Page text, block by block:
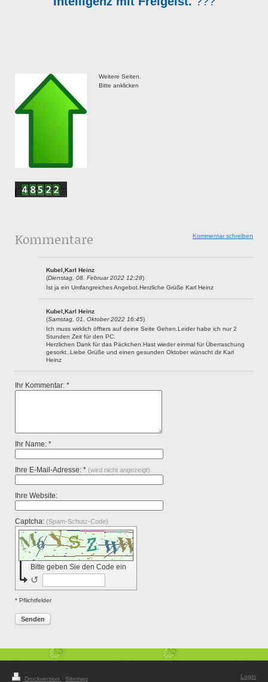
Weitere Seiten.
Bitte anklicken
Kommentar schreiben
Kommentare
Kubel,Karl Heinz
(Dienstag, 08. Februar 2022 12:28)
Ist ja ein Umfangreiches Angebot.Herzliche Grüße Karl Heinz
Kubel,Karl Heinz
(Samstag, 01. Oktober 2022 16:45)
Ich muss wirklich öffters auf deine Seite Gehen.Leider habe ich nur 2
Stunden Zeit für den PC.
Herzlichen Dank für das Päckchen.Hast wieder einmal für Überraschung
gesorkt..Liebe Grüße und einen gesunden Oktober wünscht dir Karl
Heinz
Ihr Kommentar: *
Ihr Name: *
Ihre E-Mail-Adresse: * (wird nicht angezeigt)
Ihre Website:
Captcha: (Spam-Schutz-Code)
Bitte geben Sie den Code ein
↺
* Pflichtfelder
Senden
Druckversion Sitemap
Login